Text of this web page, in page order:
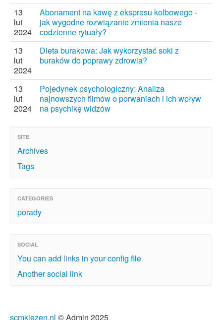
13
lut
2024
Abonament na kawę z ekspresu kolbowego -
jak wygodne rozwiązanie zmienia nasze
codzienne rytuały?
13
lut
2024
Dieta burakowa: Jak wykorzystać soki z
buraków do poprawy zdrowia?
13
lut
2024
Pojedynek psychologiczny: Analiza
najnowszych filmów o porwaniach i ich wpływ
na psychikę widzów
SITE
Archives
Tags
CATEGORIES
porady
SOCIAL
You can add links in your config file
Another social link
scmkiezen.nl © Admin 2025